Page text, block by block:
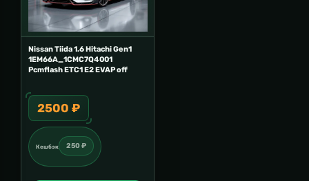
Nissan Tiida 1.6 Hitachi Gen1
1EM66A_1CMC7Q4001
Pcmflash ETC1 E2 EVAP off
2500 ₽
Кешбэк 250 ₽